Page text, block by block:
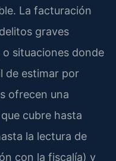
La facturación
graves
situaciones donde
de estimar por
ofrecen una
cubre hasta
la lectura de
con la fiscalía) y